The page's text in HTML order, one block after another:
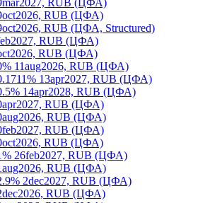
RUB (ЦФА)
RUB (ЦФА)
RUB (ЦФА, Structured)
RUB (ЦФА)
RUB (ЦФА)
11aug2026, RUB (ЦФА)
13apr2027, RUB (ЦФА)
14apr2028, RUB (ЦФА)
RUB (ЦФА)
RUB (ЦФА)
RUB (ЦФА)
RUB (ЦФА)
26feb2027, RUB (ЦФА)
RUB (ЦФА)
2dec2027, RUB (ЦФА)
RUB (ЦФА)